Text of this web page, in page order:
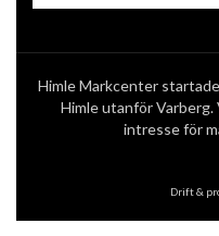
Himle Markcenter
Himle utanför
intresse för
Drift &